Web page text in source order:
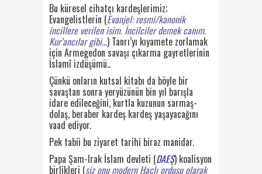
Bu küresel cihatçı kardeşlerimiz;
Evangelistlerin (Evanjel: resmi/kanonik
incillere verilen isim. İncilciler demek canım.
Kur’ancılar gibi…) Tanrı’yı kıyamete zorlamak
için Armegedon savaşı çıkarma gayretlerinin
İslamî izdüşümü..
Çünkü onların kutsal kitabı da böyle bir
savaştan sonra yeryüzünün bin yıl barışla
idare edileceğini, kurtla kuzunun sarmaş-
dolaş, beraber kardeş kardeş yaşayacağını
vaad ediyor.
Pek tabii bu ziyaret tarihi biraz manidar.
Papa Şam-Irak İslam devleti (DAEŞ) koalisyon
birlikleri (siz onu modern Haçlı ordusu olarak